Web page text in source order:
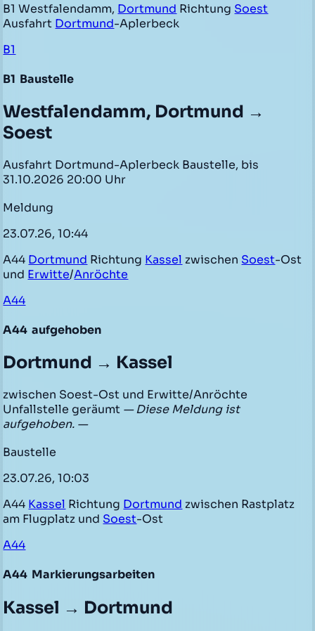
B1 Westfalendamm, Dortmund Richtung Soest
Ausfahrt Dortmund-Aplerbeck
B1
B1 Baustelle
Westfalendamm, Dortmund →
Soest
Ausfahrt Dortmund-Aplerbeck Baustelle, bis
31.10.2026 20:00 Uhr
Meldung
23.07.26, 10:44
A44 Dortmund Richtung Kassel zwischen Soest-Ost
und Erwitte/Anröchte
A44
A44 aufgehoben
Dortmund → Kassel
zwischen Soest-Ost und Erwitte/Anröchte
Unfallstelle geräumt — Diese Meldung ist
aufgehoben. —
Baustelle
23.07.26, 10:03
A44 Kassel Richtung Dortmund zwischen Rastplatz
am Flugplatz und Soest-Ost
A44
A44 Markierungsarbeiten
Kassel → Dortmund